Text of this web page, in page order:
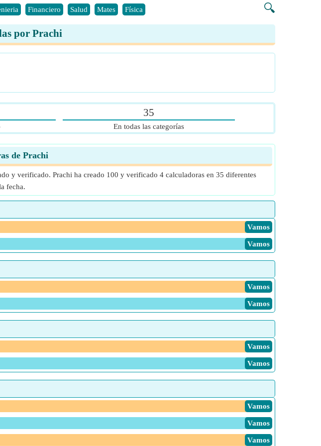
🔍
Financiero Salud Mates Física
por Prachi
35
En todas las categorías
de Prachi
y verificado. Prachi ha creado 100 y verificado 4 calculadoras en 35 diferentes
fecha.
Vamos
Vamos
Vamos
Vamos
Vamos
Vamos
Vamos
Vamos
Vamos